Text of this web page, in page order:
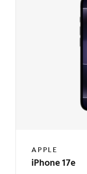
APPLE
iPhone 17e